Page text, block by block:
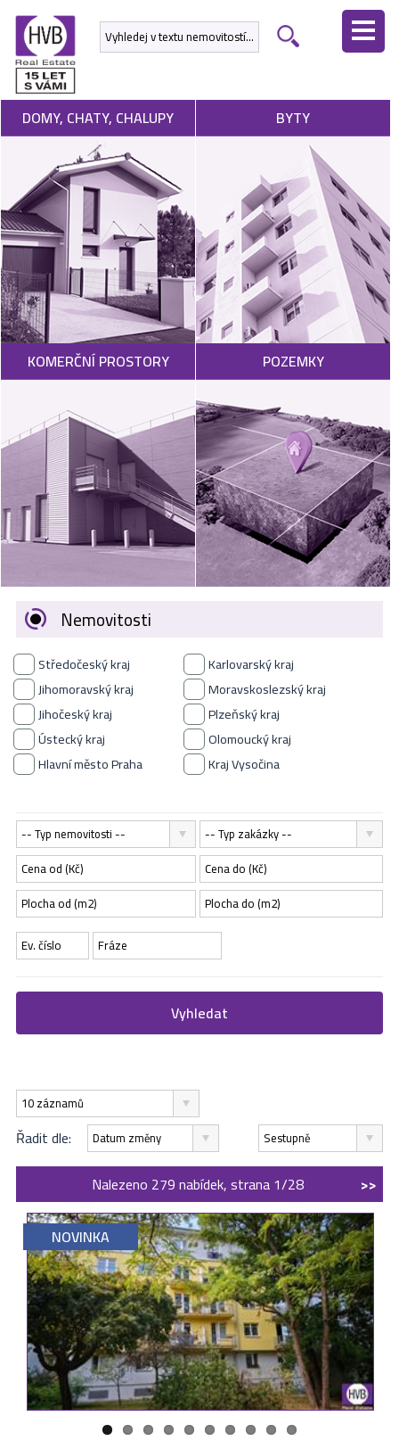
DOMY, CHATY, CHALUPY BYTY
KOMERČNÍ PROSTORY POZEMKY
ÚVODNÍ
STRÁNKA
NEMOVITOSTI
DEVELOPERSKÉ
PROJEKTY
SLUŽBY
NABÍDNOUT
NEMOVITOST
POPTAT
NEMOVITOST
VÝKUP
NEMOVITOSTÍ
SPONZORUJEME
NÁŠ ČASOPIS
KONTAKT
O NÁS
Nemovitosti
Středočeský kraj
Karlovarský kraj
Jihomoravský kraj
Moravskoslezský kraj
Jihočeský kraj
Plzeňský kraj
Ústecký kraj
Olomoucký kraj
Hlavní město Praha
Kraj Vysočina
-- Typ nemovitosti -- -- Typ zakázky --
Vyhledat
10 záznamů
Řadit dle: Datum změny Sestupně
Nalezeno 279 nabídek, strana 1/28
>>
NOVINKA